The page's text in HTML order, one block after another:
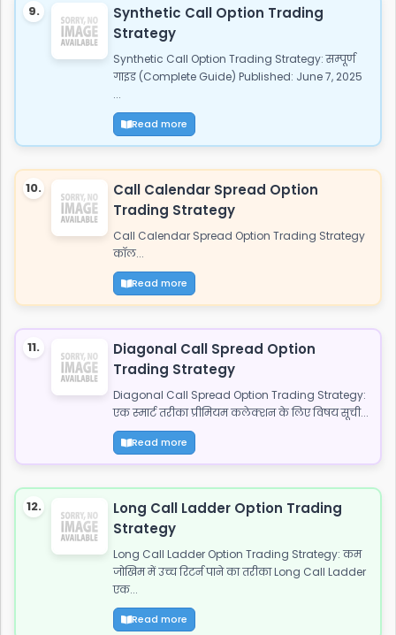
9.
Synthetic Call Option Trading
Strategy
Synthetic Call Option Trading Strategy: सम्पूर्ण
गाइड (Complete Guide) Published: June 7, 2025
...
Read more
10.
Call Calendar Spread Option
Trading Strategy
Call Calendar Spread Option Trading Strategy
कॉल...
Read more
11.
Diagonal Call Spread Option
Trading Strategy
Diagonal Call Spread Option Trading Strategy:
एक स्मार्ट तरीका प्रीमियम कलेक्शन के लिए विषय सूची...
Read more
12.
Long Call Ladder Option Trading
Strategy
Long Call Ladder Option Trading Strategy: कम
जोखिम में उच्च रिटर्न पाने का तरीका Long Call Ladder
एक...
Read more